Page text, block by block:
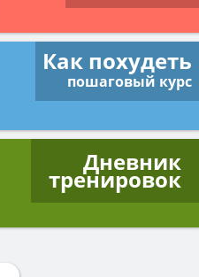
Как похудеть
пошаговый курс
Дневник
тренировок